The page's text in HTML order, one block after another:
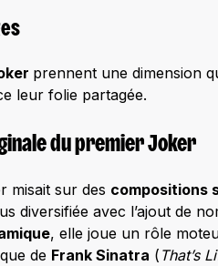
prennent une dimension
leur folie partagée.
du premier Joker
misait sur des compositions
diversifiée avec l’ajout de
, elle joue un rôle
de Frank Sinatra ( That’s